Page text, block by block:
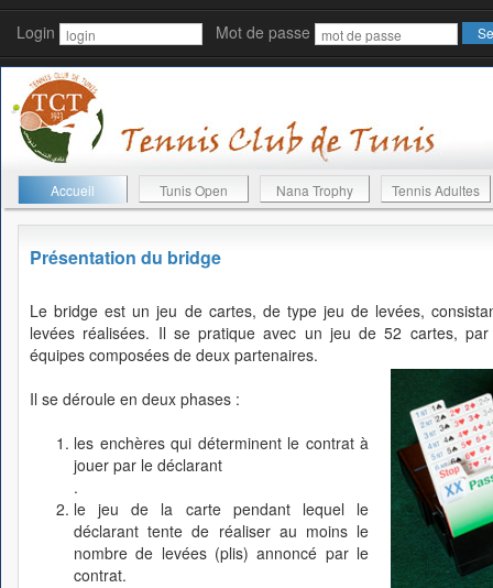
Login Mot de passe
Accueil Tunis Open Nana Trophy Tennis Adultes
Présentation du bridge
Le bridge est un jeu de cartes, de type jeu de levées,
levées réalisées. Il se pratique avec un jeu de 52 cartes,
équipes composées de deux partenaires.
Il se déroule en deux phases :
les enchères qui déterminent le contrat à
jouer par le déclarant
.
le jeu de la carte pendant lequel le
déclarant tente de réaliser au moins le
nombre de levées (plis) annoncé par le
contrat.